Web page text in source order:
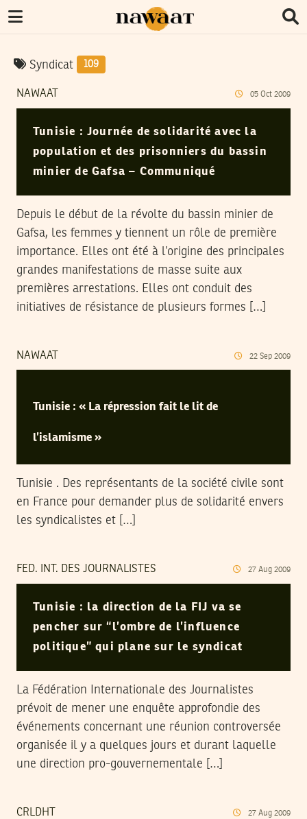
Syndicat 109
NAWAAT 05 Oct 2009
Tunisie : Journée de solidarité avec la
population et des prisonniers du bassin
minier de Gafsa – Communiqué
Depuis le début de la révolte du bassin minier de
Gafsa, les femmes y tiennent un rôle de première
importance. Elles ont été à l’origine des principales
grandes manifestations de masse suite aux
premières arrestations. Elles ont conduit des
initiatives de résistance de plusieurs formes […]
NAWAAT 22 Sep 2009
Tunisie : « La répression fait le lit de
l’islamisme »
Tunisie . Des représentants de la société civile sont
en France pour demander plus de solidarité envers
les syndicalistes et […]
FED. INT. DES JOURNALISTES 27 Aug 2009
Tunisie : la direction de la FIJ va se
pencher sur “l’ombre de l’influence
politique” qui plane sur le syndicat
La Fédération Internationale des Journalistes
prévoit de mener une enquête approfondie des
événements concernant une réunion controversée
organisée il y a quelques jours et durant laquelle
une direction pro-gouvernementale […]
CRLDHT 27 Aug 2009